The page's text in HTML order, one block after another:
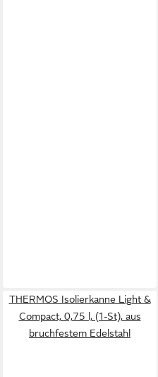
THERMOS Isolierkanne Light &
Compact, 0,75 l, (1-St), aus
bruchfestem Edelstahl